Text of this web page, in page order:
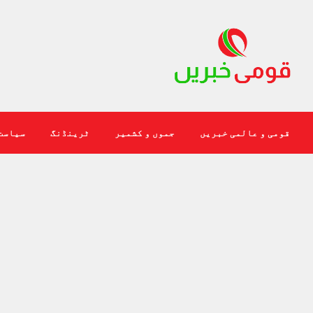
ٹرینڈنگ جموں و کشمیر قومی و عالمی خبریں